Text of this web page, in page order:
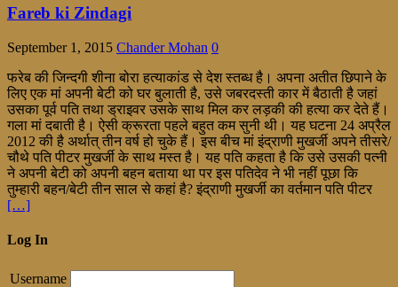
Fareb ki Zindagi
September 1, 2015 Chander Mohan 0
फरेब की जिन्दगी शीना बोरा हत्याकांड से देश स्तब्ध है। अपना अतीत छिपाने के
लिए एक मां अपनी बेटी को घर बुलाती है, उसे जबरदस्ती कार में बैठाती है जहां
उसका पूर्व पति तथा ड्राइवर उसके साथ मिल कर लड़की की हत्या कर देते हैं।
गला मां दबाती है। ऐसी क्रूरता पहले बहुत कम सुनी थी। यह घटना 24 अप्रैल
2012 की है अर्थात् तीन वर्ष हो चुके हैं। इस बीच मां इंद्राणी मुखर्जी अपने तीसरे/
चौथे पति पीटर मुखर्जी के साथ मस्त है। यह पति कहता है कि उसे उसकी पत्नी
ने अपनी बेटी को अपनी बहन बताया था पर इस पतिदेव ने भी नहीं पूछा कि
तुम्हारी बहन/बेटी तीन साल से कहां है? इंद्राणी मुखर्जी का वर्तमान पति पीटर
[…]
Log In
Username